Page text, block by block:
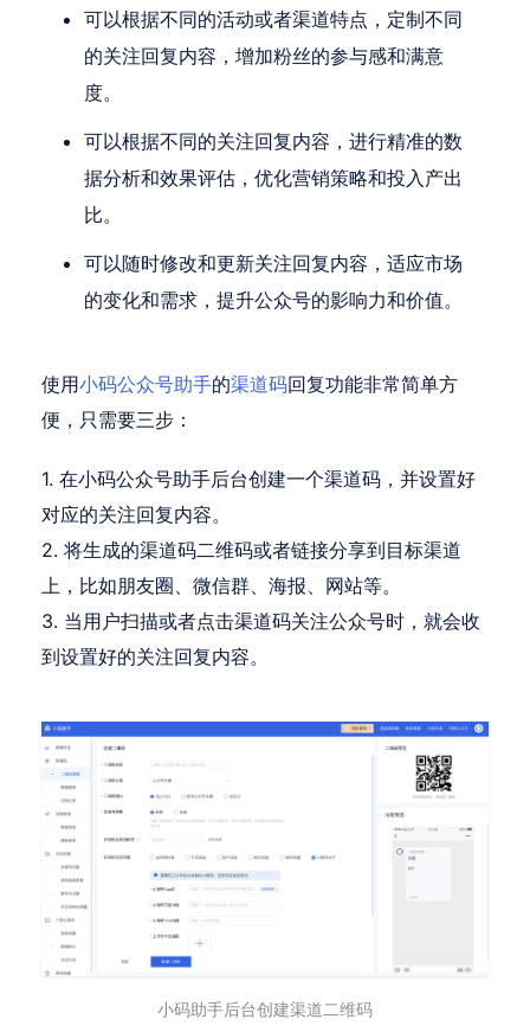
可以根据不同的活动或者渠道特点，定制不同
的关注回复内容，增加粉丝的参与感和满意
度。
可以根据不同的关注回复内容，进行精准的数
据分析和效果评估，优化营销策略和投入产出
比。
可以随时修改和更新关注回复内容，适应市场
的变化和需求，提升公众号的影响力和价值。
使用小码公众号助手的渠道码回复功能非常简单方
便，只需要三步：
1. 在小码公众号助手后台创建一个渠道码，并设置好
对应的关注回复内容。
2. 将生成的渠道码二维码或者链接分享到目标渠道
上，比如朋友圈、微信群、海报、网站等。
3. 当用户扫描或者点击渠道码关注公众号时，就会收
到设置好的关注回复内容。
小码助手后台创建渠道二维码